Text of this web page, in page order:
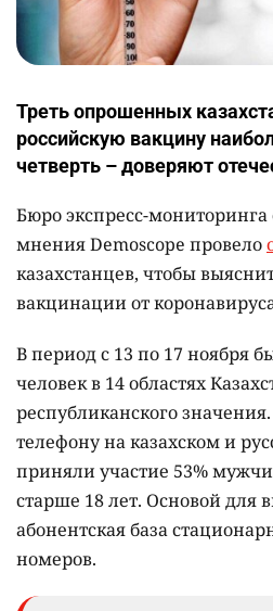
Треть опрошенных
российскую вакцину
четверть – доверяют
Бюро экспресс-
мнения Demoscope провело
казахстанцев, чтобы
вакцинации от
В период с 13 по 17 ноября
человек в 14 областях
республиканского
телефону на казахском и
приняли участие 53%
старше 18 лет. Основой для
абонентская база
номеров.